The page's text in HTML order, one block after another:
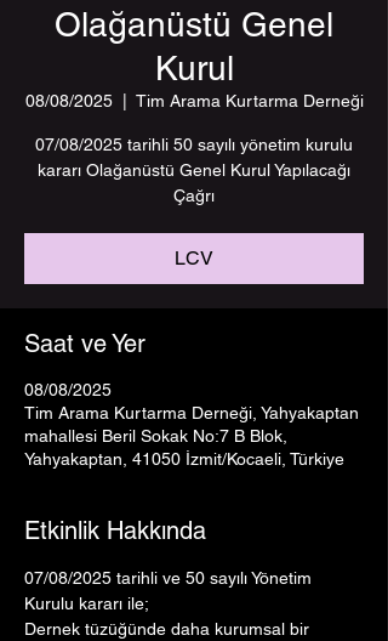
Olağanüstü Genel
Kurul
08/08/2025
  |
Tim Arama Kurtarma Derneği
07/08/2025 tarihli 50 sayılı yönetim kurulu
kararı Olağanüstü Genel Kurul Yapılacağı
Çağrı
LCV
Saat ve Yer
08/08/2025
Tim Arama Kurtarma Derneği, Yahyakaptan
mahallesi Beril Sokak No:7 B Blok,
Yahyakaptan, 41050 İzmit/Kocaeli, Türkiye
Etkinlik Hakkında
07/08/2025 tarihli ve 50 sayılı Yönetim
Kurulu kararı ile;
Dernek tüzüğünde daha kurumsal bir